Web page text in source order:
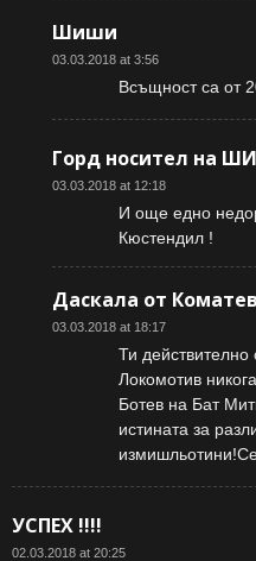
Шиши
03.03.2018 at 3:56
Всъщност са от
Горд носител на
03.03.2018 at 12:18
И още едно
Кюстендил !
Даскала от
03.03.2018 at 18:17
Ти
Локомотив
Ботев на Бат
истината за
УСПЕХ !!!!
02.03.2018 at 20:25